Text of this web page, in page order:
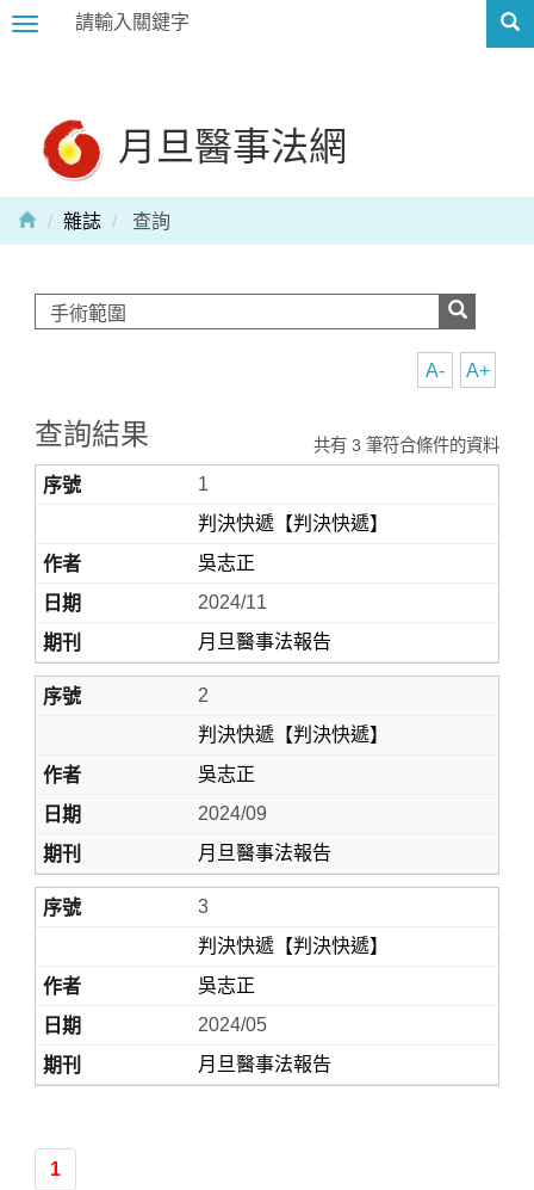
Toggle
月旦醫事法網
Home
雜誌 查詢
A+
A-
查詢結果 共有 3 筆符合條件的資料
1
判決快遞【判決快遞】
吳志正
2024/11
月旦醫事法報告
2
判決快遞【判決快遞】
吳志正
2024/09
月旦醫事法報告
3
判決快遞【判決快遞】
吳志正
2024/05
月旦醫事法報告
1